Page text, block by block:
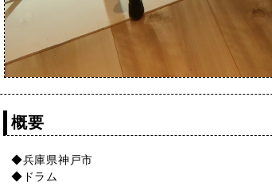
概要
◆兵庫県神戸市
◆ドラム